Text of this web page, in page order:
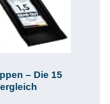
– Die 15